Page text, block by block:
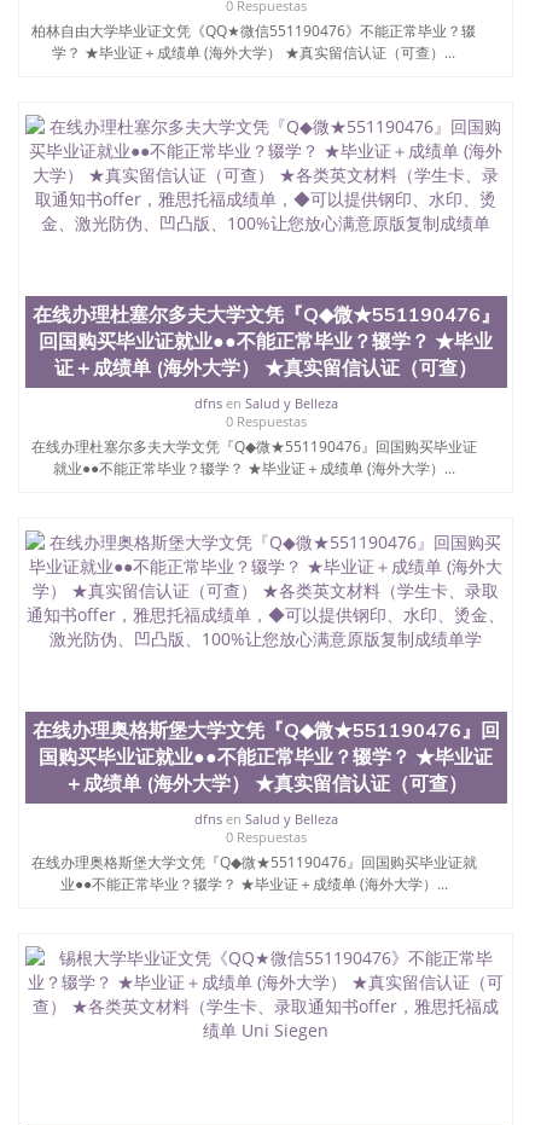
料； 5、等待结果，完成结果书留服直接邮寄给客户
6、客户确认收到结果，付余款。 我们对海外大学及
学院的毕业证成绩单所使用的材料，尺寸大小，防伪
镭射，紫外荧光，温感，复印防伪）都有原版本文凭
对照。质量得到了广大海外客户群体的认可，同时和
海外学校留学中介， 同时能做到与时俱进，及时掌握
各大院校的（毕业证，成绩单，资格证，学生卡，结
业证，录取通知书，在读证明等相关材料）的版本更
原版实物，以求达到客户的需求。 我们的优势： 我
们在保证合理定价的同时，坚持较高性价比，通过品
质和效率不断优化，为您倾情诠释什么是高性价比。
咨询顾问：Sam q/微信:551190476 Q/微
信:551190476办理毕业证成绩单、教育部认证,录取通
知书，雅思，留学回国证明.
公司专业制作、办理、仿制、成绩单文凭、改成绩、
教育部学历学位认证、毕业证、成绩单、文凭、学历
证认证、留服认证、使馆认证、使馆证明、使馆留学
回国人员证明、留学生认证、学历认证、文凭认证学
位认证、留学生学历认证、留学生学位认证、英国文
凭学历、美国文凭学历、澳洲文凭学历、加拿大文凭
学历、新西兰学历认证等q:551190476 微信：
551190476 圣何塞州立大学毕业证（San Jose State
University）圣何塞州立大学成绩单（San Jose State
University）圣何塞州立大学成绩单（ San Jose State
University）圣何塞州立大学成绩单（San Jose State
University）成绩单圣何塞州立大学文凭（San Jose
State University）圣何塞州立大学（San Jose State
University）圣何塞州立大学（San Jose State
University）圣何塞州立大学（ San Jose State
University）圣何塞州立大学（San Jose State
University）文凭圣何塞州立大学文凭（San Jose
State University）圣何塞州立大学学历（ San Jose
State University）圣何塞州立大学学历（San Jose
State University）圣何塞州立大学学历（San Jose
State University）圣 塞州立大学学历（San Jose
0 Respuestas
柏林自由大学毕业证文凭《QQ★微信551190476》不能正常毕业？辍
学？ ★毕业证＋成绩单 (海外大学） ★真实留信认证（可查）...
在线办理杜塞尔多夫大学文凭『Q◆微★551190476』
回国购买毕业证就业●●不能正常毕业？辍学？ ★毕业
证＋成绩单 (海外大学） ★真实留信认证（可查）
dfnsen Salud y Belleza
0 Respuestas
在线办理杜塞尔多夫大学文凭『Q◆微★551190476』回国购买毕业证
就业●●不能正常毕业？辍学？ ★毕业证＋成绩单 (海外大学）...
在线办理奥格斯堡大学文凭『Q◆微★551190476』回
国购买毕业证就业●●不能正常毕业？辍学？ ★毕业证
＋成绩单 (海外大学） ★真实留信认证（可查）
dfnsen Salud y Belleza
0 Respuestas
在线办理奥格斯堡大学文凭『Q◆微★551190476』回国购买毕业证就
业●●不能正常毕业？辍学？ ★毕业证＋成绩单 (海外大学）...